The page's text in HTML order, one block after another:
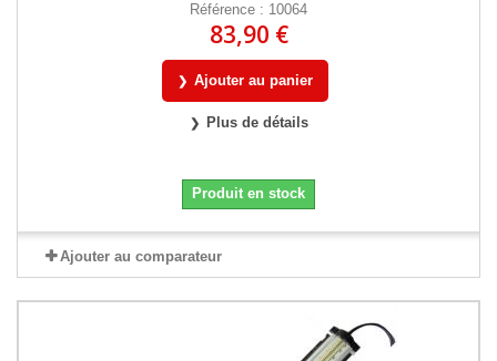
Référence : 10064
83,90 €
Ajouter au panier
Plus de détails
Produit en stock
Ajouter au comparateur